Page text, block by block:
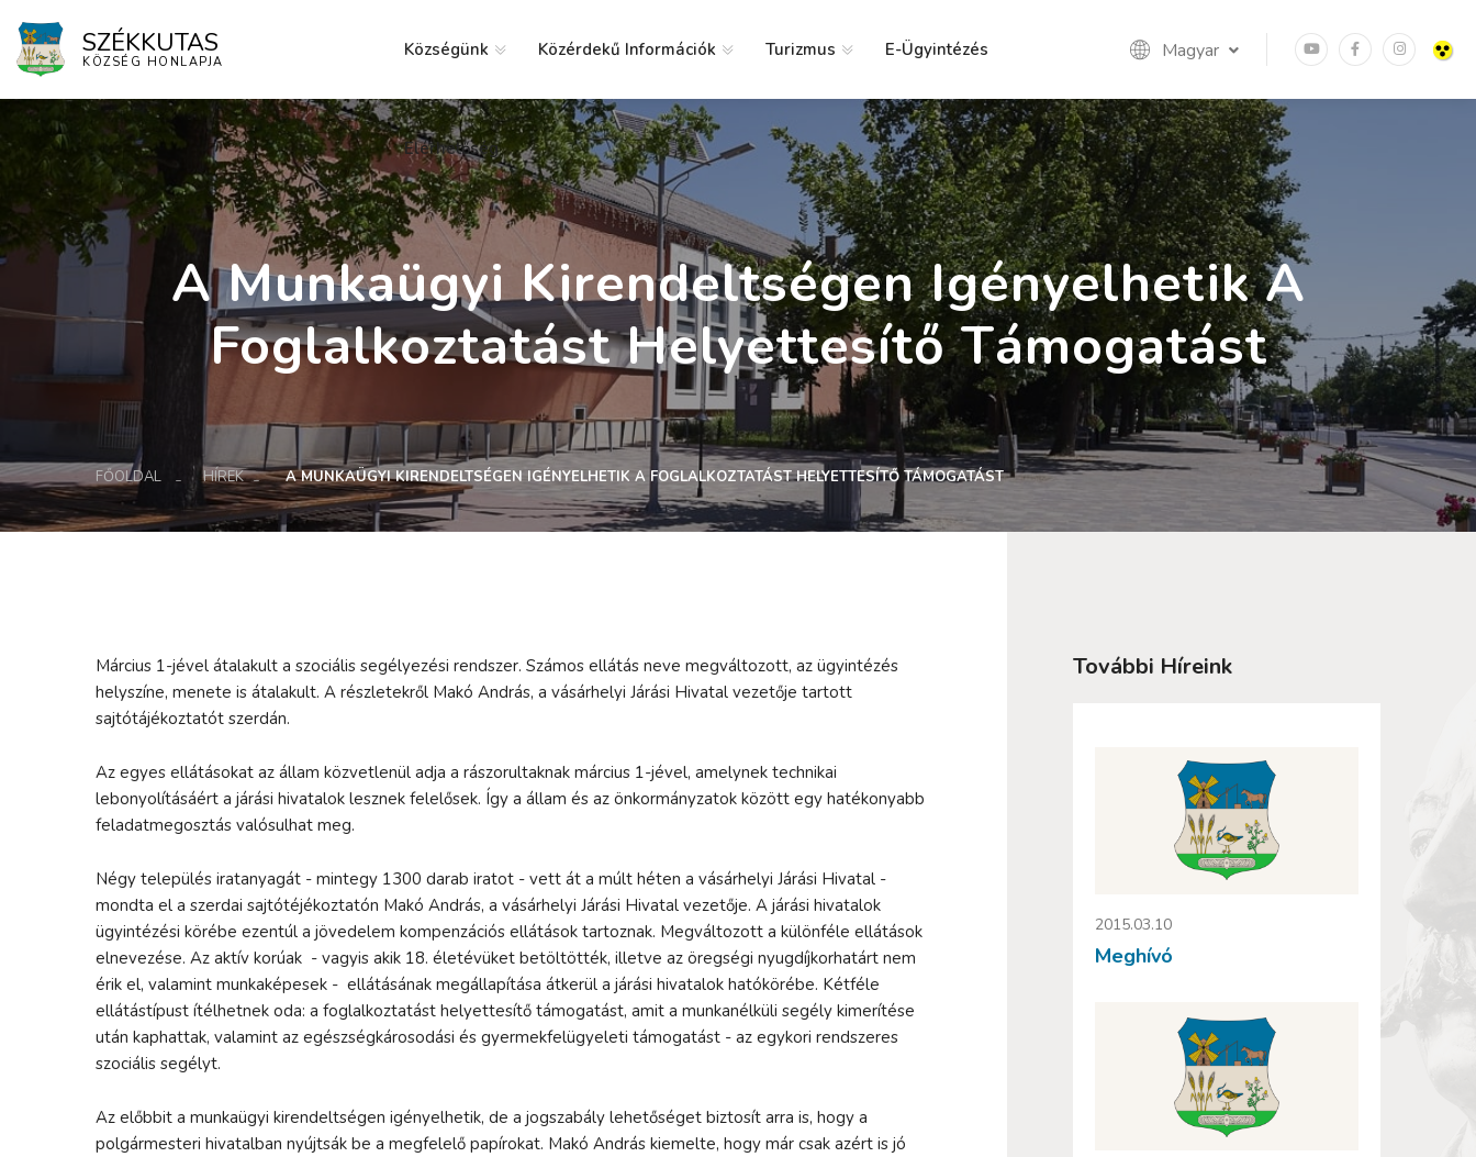
SZÉKKUTAS
KÖZSÉG HONLAPJA Magyar
Községünk Közérdekű Információk Turizmus E-Ügyintézés
Elérhetőség
A Munkaügyi Kirendeltségen Igényelhetik A
Foglalkoztatást Helyettesítő Támogatást
FŐOLDAL HÍREK A MUNKAÜGYI KIRENDELTSÉGEN IGÉNYELHETIK A FOGLALKOZTATÁST HELYETTESÍTŐ TÁMOGATÁST
Március 1-jével átalakult a szociális segélyezési rendszer. Számos ellátás neve megváltozott, az ügyintézés
helyszíne, menete is átalakult. A részletekről Makó András, a vásárhelyi Járási Hivatal vezetője tartott
sajtótájékoztatót szerdán.
Az egyes ellátásokat az állam közvetlenül adja a rászorultaknak március 1-jével, amelynek technikai
lebonyolításáért a járási hivatalok lesznek felelősek. Így a állam és az önkormányzatok között egy hatékonyabb
feladatmegosztás valósulhat meg.
Négy település iratanyagát - mintegy 1300 darab iratot - vett át a múlt héten a vásárhelyi Járási Hivatal -
mondta el a szerdai sajtótéjékoztatón Makó András, a vásárhelyi Járási Hivatal vezetője. A járási hivatalok
ügyintézési körébe ezentúl a jövedelem kompenzációs ellátások tartoznak. Megváltozott a különféle ellátások
elnevezése. Az aktív korúak - vagyis akik 18. életévüket betöltötték, illetve az öregségi nyugdíjkorhatárt nem
érik el, valamint munkaképesek - ellátásának megállapítása átkerül a járási hivatalok hatókörébe. Kétféle
ellátástípust ítélhetnek oda: a foglalkoztatást helyettesítő támogatást, amit a munkanélküli segély kimerítése
után kaphattak, valamint az egészségkárosodási és gyermekfelügyeleti támogatást - az egykori rendszeres
szociális segélyt.
Az előbbit a munkaügyi kirendeltségen igényelhetik, de a jogszabály lehetőséget biztosít arra is, hogy a
polgármesteri hivatalban nyújtsák be a megfelelő papírokat. Makó András kiemelte, hogy már csak azért is jó
További Híreink
2015.03.10
Meghívó